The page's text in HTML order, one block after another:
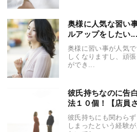
奥様に人気な習い
ルアップをしたい...
奥様に習い事が人気
しくなりますし、頑
ができ...
彼氏持ちなのに告
法１０個！【店員
彼氏持ちにも関わら
しまったという経験